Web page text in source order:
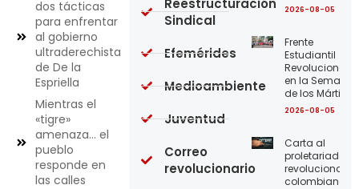
dos tácticas
para enfrentar
al gobierno
ultraderechista
de De la
Espriella
Mientras el
«tigre»
amenaza… el
pueblo
responde en
las calles
2026-08-05
Frente
Estudiantil
Revolucionario
en la Semana
de los Mártires
2026-08-05
Carta al
proletariado
revolucionario
colombiano
Sindical
Efemérides
Medioambiente
Juventud
Correo
revolucionario